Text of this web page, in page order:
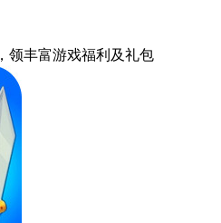
，领丰富游戏福利 及礼包